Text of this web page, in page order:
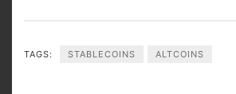
TAGS: STABLECOINS ALTCOINS